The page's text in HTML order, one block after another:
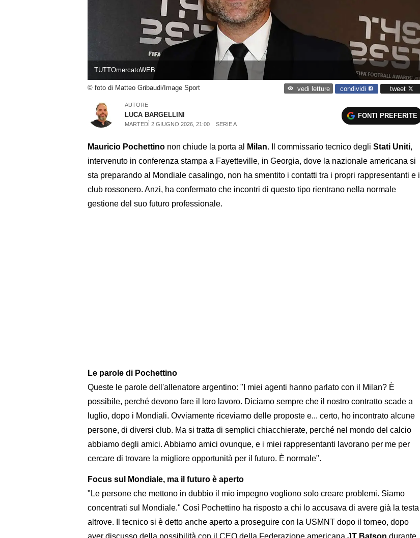
TUTTOmercatoWEB
© foto di Matteo Gribaudi/Image Sport vedi letture condividi tweet
AUTORE
LUCA BARGELLINI
MARTEDÌ 2 GIUGNO 2026, 21:00 SERIE A
FONTI PREFERITE
Mauricio Pochettino non chiude la porta al Milan. Il commissario tecnico degli Stati Uniti,
intervenuto in conferenza stampa a Fayetteville, in Georgia, dove la nazionale americana si
sta preparando al Mondiale casalingo, non ha smentito i contatti tra i propri rappresentanti e il
club rossonero. Anzi, ha confermato che incontri di questo tipo rientrano nella normale
gestione del suo futuro professionale.
Le parole di Pochettino
Queste le parole dell'allenatore argentino: "I miei agenti hanno parlato con il Milan? È
possibile, perché devono fare il loro lavoro. Diciamo sempre che il nostro contratto scade a
luglio, dopo i Mondiali. Ovviamente riceviamo delle proposte e... certo, ho incontrato alcune
persone, di diversi club. Ma si tratta di semplici chiacchierate, perché nel mondo del calcio
abbiamo degli amici. Abbiamo amici ovunque, e i miei rappresentanti lavorano per me per
cercare di trovare la migliore opportunità per il futuro. È normale".
Focus sul Mondiale, ma il futuro è aperto
"Le persone che mettono in dubbio il mio impegno vogliono solo creare problemi. Siamo
concentrati sul Mondiale." Così Pochettino ha risposto a chi lo accusava di avere già la testa
altrove. Il tecnico si è detto anche aperto a proseguire con la USMNT dopo il torneo, dopo
aver discusso della possibilità con il CEO della Federazione americana JT Batson durante